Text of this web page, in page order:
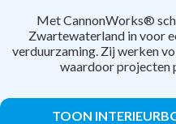
Met CannonWorks®
Zwartewaterland in voor
verduurzaming. Zij werken
waardoor projecten
TOON